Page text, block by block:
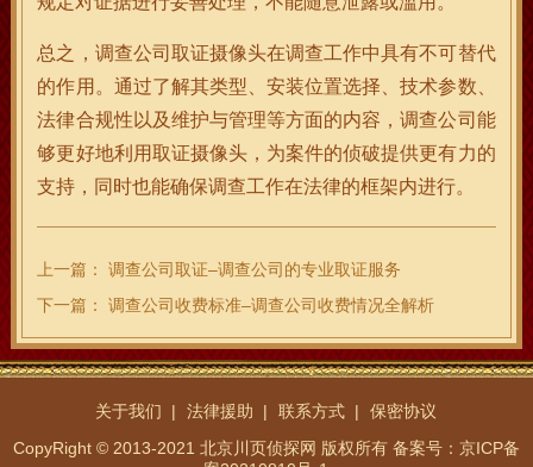
总之，调查公司取证摄像头在调查工作中具有不可替代
的作用。通过了解其类型、安装位置选择、技术参数、
法律合规性以及维护与管理等方面的内容，调查公司能
够更好地利用取证摄像头，为案件的侦破提供更有力的
支持，同时也能确保调查工作在法律的框架内进行。
上一篇：
调查公司取证–调查公司的专业取证服务
下一篇：
调查公司收费标准–调查公司收费情况全解析
关于我们 法律援助 联系方式
保密协议
CopyRight © 2013-2021 北京川页侦探网 版权所有 备案号：京ICP备